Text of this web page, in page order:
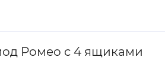
Ромео с 4 ящиками